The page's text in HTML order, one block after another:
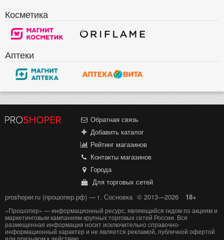
Косметика
Аптеки
Обратная связь
Добавить каталог
Рейтинг магазинов
Контакты магазинов
Города
Для торговых сетей
proshoper.ru (прошопер.рф) — г. Сосновка © 2013—2026 18+
«Прошопер» — информационный ресурс, являющийся гидом по акциям и
маркетинговым кампаниям крупных торговых сетей России. Вся
размещенная информация носит исключительно справочно-
информационный характер и не является рекламой, публичной офертой
или призывом к действию.